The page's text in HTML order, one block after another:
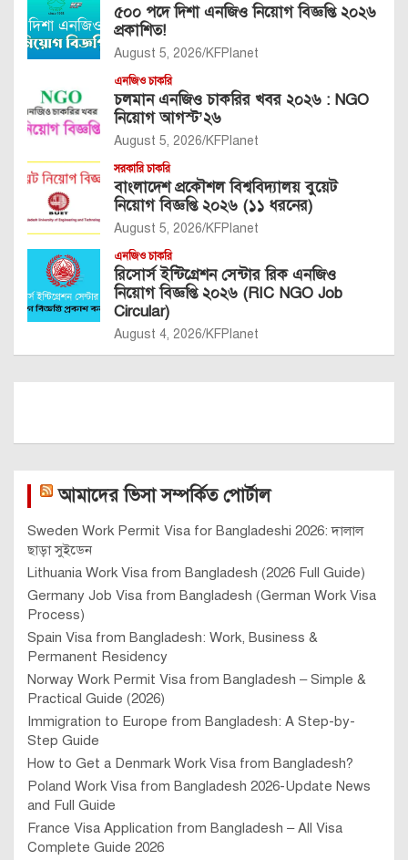
৫০০ পদে দিশা এনজিও নিয়োগ বিজ্ঞপ্তি ২০২৬
প্রকাশিত!
August 5, 2026 KFPlanet
এনজিও চাকরি
চলমান এনজিও চাকরির খবর ২০২৬ : NGO
নিয়োগ আগস্ট’২৬
August 5, 2026 KFPlanet
সরকারি চাকরি
বাংলাদেশ প্রকৌশল বিশ্ববিদ্যালয় বুয়েট
নিয়োগ বিজ্ঞপ্তি ২০২৬ (১১ ধরনের)
August 5, 2026 KFPlanet
এনজিও চাকরি
রিসোর্স ইন্টিগ্রেশন সেন্টার রিক এনজিও
নিয়োগ বিজ্ঞপ্তি ২০২৬ (RIC NGO Job
Circular)
August 4, 2026 KFPlanet
আমাদের ভিসা সম্পর্কিত পোর্টাল
Sweden Work Permit Visa for Bangladeshi 2026: দালাল
ছাড়া সুইডেন
Lithuania Work Visa from Bangladesh (2026 Full Guide)
Germany Job Visa from Bangladesh (German Work Visa
Process)
Spain Visa from Bangladesh: Work, Business &
Permanent Residency
Norway Work Permit Visa from Bangladesh – Simple &
Practical Guide (2026)
Immigration to Europe from Bangladesh: A Step-by-
Step Guide
How to Get a Denmark Work Visa from Bangladesh?
Poland Work Visa from Bangladesh 2026-Update News
and Full Guide
France Visa Application from Bangladesh – All Visa
Complete Guide 2026